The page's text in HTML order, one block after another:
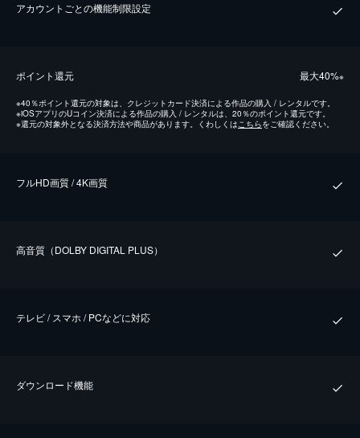
アカウントごとの機能制限設定
ポイント還元 最⼤40%※
※40％ポイント還元の対象は、クレジットカード決済による作品の購入 / レンタルです。
※iOSアプリのUコイン決済による作品の購入 / レンタルは、20％のポイント還元です。
※還元の対象外となる決済方法や商品があります。くわしくはこちらをご確認ください。
フルHD画質 / 4K画質
⾼⾳質（DOLBY DIGITAL PLUS）
テレビ / スマホ / PCなどに対応
ダウンロード機能